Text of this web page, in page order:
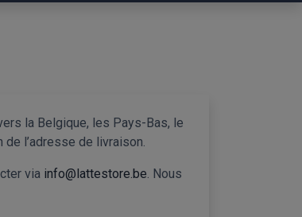
la Belgique, les Pays-Bas, le
l’adresse de livraison.
via info@lattestore.be. Nous